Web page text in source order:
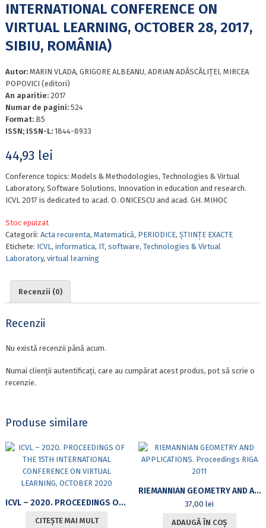
INTERNATIONAL CONFERENCE ON
VIRTUAL LEARNING, OCTOBER 28, 2017,
SIBIU, ROMÂNIA)
Autor: MARIN VLADA, GRIGORE ALBEANU, ADRIAN ADĂSCĂLIŢEI, MIRCEA
POPOVICI (editori)
An aparitie: 2017
Numar de pagini: 524
Format: B5
ISSN; ISSN-L: 1844-8933
44,93 lei
Conference topics: Models & Methodologies, Technologies & Virtual
Laboratory, Software Solutions, Innovation in education and research.
ICVL 2017 is dedicated to acad. O. ONICESCU and acad. GH. MIHOC
Stoc epuizat
Categorii: Acta recurenta, Matematică, PERIODICE, ȘTIINȚE EXACTE
Etichete: ICVL, informatica, IT, software, Technologies & Virtual
Laboratory, virtual learning
Recenzii (0)
Recenzii
Nu există recenzii până acum.
Numai clienții autentificați, care au cumpărat acest produs, pot să scrie o
recenzie.
Produse similare
ICVL – 2020. PROCEEDINGS OF THE 15TH INTERNATIONAL CONFERENCE ON VIRTUAL LEARNING, OCTOBER 2020
CITEȘTE MAI MULT
RIEMANNIAN GEOMETRY AND APPLICATIONS. PROCEEDINGS RIGA 2011
37,00lei
ADAUGĂ ÎN COȘ